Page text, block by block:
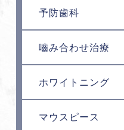
予防歯科
嚙み合わせ治療
ホワイトニング
マウスピース